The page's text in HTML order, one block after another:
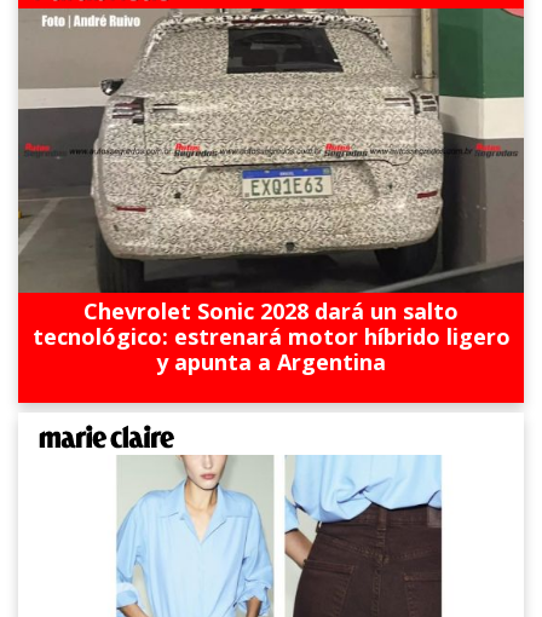
Chevrolet Sonic 2028 dará un salto
tecnológico: estrenará motor híbrido ligero
y apunta a Argentina